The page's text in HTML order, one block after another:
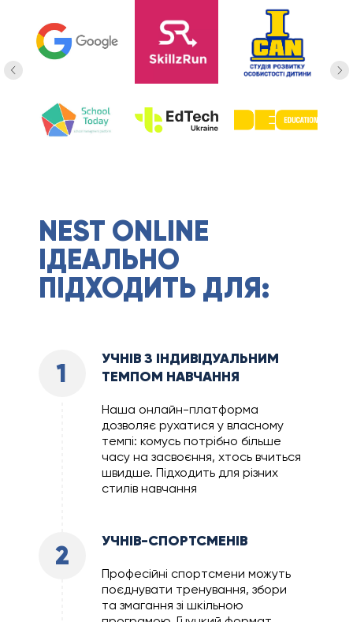
УЧНІВ З ІНДИВІДУАЛЬНИМ
ТЕМПОМ НАВЧАННЯ
Наша онлайн-платформа
дозволяє рухатися у власному
темпі: комусь потрібно більше
часу на засвоєння, хтось вчиться
швидше. Підходить для різних
стилів навчання
1
NEST ONLINE
ІДЕАЛЬНО
ПІДХОДИТЬ ДЛЯ:
УЧНІВ-СПОРТСМЕНІВ
Професійні спортсмени можуть
поєднувати тренування, збори
та змагання зі шкільною
2